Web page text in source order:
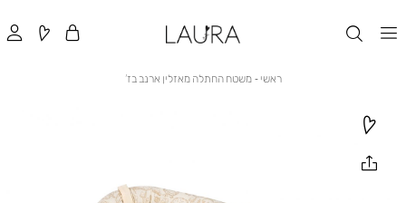
ראשי ראשי
משטח החתלה מאזלין ארנב בז’